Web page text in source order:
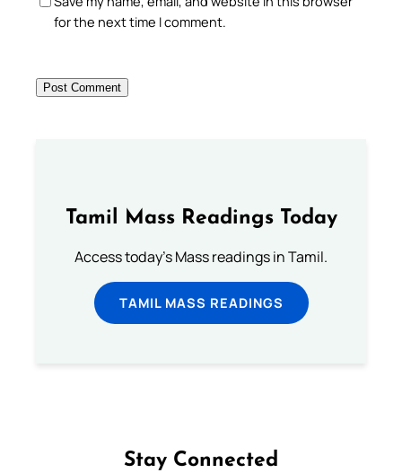
for the next time I comment.
Tamil Mass Readings Today
Access today's Mass readings in Tamil.
TAMIL MASS READINGS
Stay Connected